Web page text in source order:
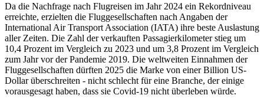
Da die Nachfrage nach Flugreisen im Jahr 2024 ein Rekordniveau
erreichte, erzielten die Fluggesellschaften nach Angaben der
International Air Transport Association (IATA) ihre beste Auslastung
aller Zeiten. Die Zahl der verkauften Passagierkilometer stieg um
10,4 Prozent im Vergleich zu 2023 und um 3,8 Prozent im Vergleich
zum Jahr vor der Pandemie 2019. Die weltweiten Einnahmen der
Fluggesellschaften dürften 2025 die Marke von einer Billion US-
Dollar überschreiten - nicht schlecht für eine Branche, der einige
vorausgesagt haben, dass sie Covid-19 nicht überleben würde.